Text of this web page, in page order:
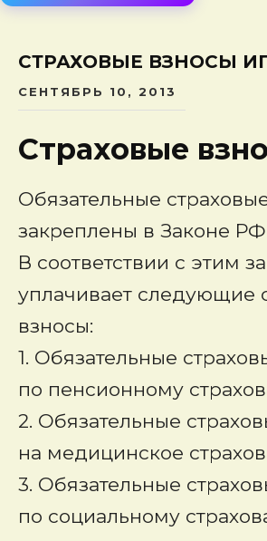
СТРАХОВЫЕ ВЗНОСЫ
СЕНТЯБРЬ 10, 2013
Страховые
Обязательные
закреплены в Законе
В соответствии с этим
уплачивает следующие
взносы:
1. Обязательные
по пенсионному
2. Обязательные
на медицинское
3. Обязательные
по социальному